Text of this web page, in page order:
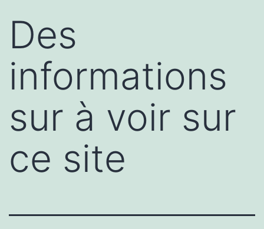
Des
informations
sur à voir sur
ce site